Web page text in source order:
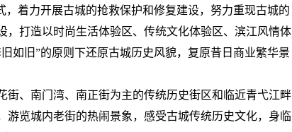
着力开展古城的抢救保护和修复建设，努力重现古城的
，打造以时尚生活体验区、传统文化体验区、滨江风情体
如旧”的原则下还原古城历史风貌，复原昔日商业繁华景
、南门湾、南正街为主的传统历史街区和临近青弋江畔
览城内老街的热闹景象，感受古城传统历史文化，身临